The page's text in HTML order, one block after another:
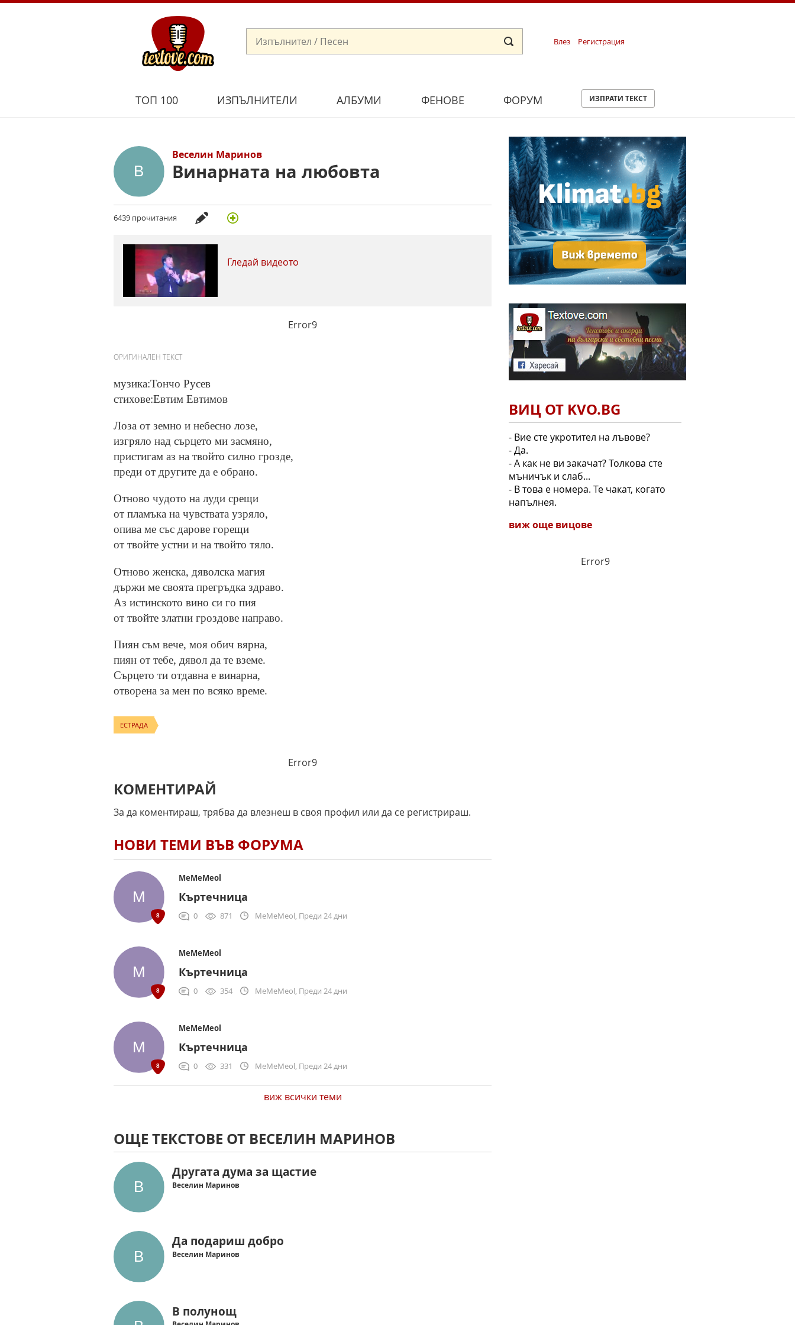
Влез Регистрация
ТОП 100 ИЗПЪЛНИТЕЛИ АЛБУМИ ФЕНОВЕ ФОРУМ ИЗПРАТИ ТЕКСТ
Веселин Маринов
Винарната на любовта
6439 прочитания
Гледай видеото
Error9
ОРИГИНАЛЕН ТЕКСТ
музика:Тончо Русев
стихове:Евтим Евтимов
Лоза от земно и небесно лозе,
изгряло над сърцето ми засмяно,
пристигам аз на твойто силно грозде,
преди от другите да е обрано.
Отново чудото на луди срещи
от пламъка на чувствата узряло,
опива ме със дарове горещи
от твойте устни и на твойто тяло.
Отново женска, дяволска магия
държи ме своята прегръдка здраво.
Аз истинското вино си го пия
от твойте златни гроздове направо.
Пиян съм вече, моя обич вярна,
пиян от тебе, дявол да те вземе.
Сърцето ти отдавна е винарна,
отворена за мен по всяко време.
ЕСТРАДА
Error9
КОМЕНТИРАЙ
За да коментираш, трябва да влезнеш в своя профил или да се регистрираш.
НОВИ ТЕМИ ВЪВ ФОРУМА
MeMeMeol
Къртечница
0 871 MeMeMeol, Преди 24 дни
MeMeMeol
Къртечница
0 354 MeMeMeol, Преди 24 дни
MeMeMeol
Къртечница
0 331 MeMeMeol, Преди 24 дни
виж всички теми
ОЩЕ ТЕКСТОВЕ ОТ ВЕСЕЛИН МАРИНОВ
Другата дума за щастие
Веселин Маринов
Да подариш добро
Веселин Маринов
В полунощ
ВИЦ ОТ KVO.BG
- Вие сте укротител на лъвове?
- Да.
- А как не ви закачат? Толкова сте
мъничък и слаб...
- В това е номера. Те чакат, когато
напълнея.
виж още вицове
Error9